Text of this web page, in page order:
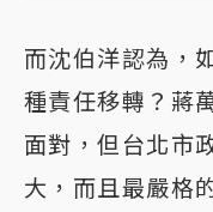
而沈伯洋認為，
種責任移轉？蔣
面對，但台北市
大，而且最嚴格